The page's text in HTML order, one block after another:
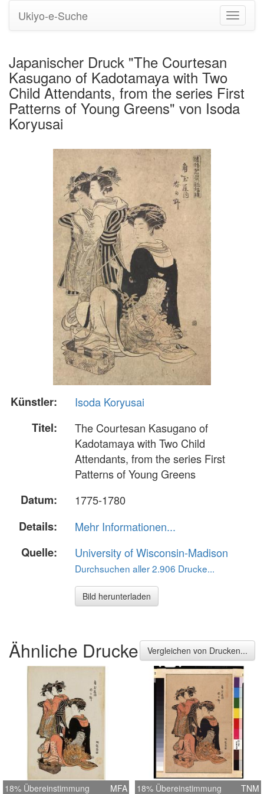
Ukiyo-e-Suche
Japanischer Druck "The Courtesan
Kasugano of Kadotamaya with Two
Child Attendants, from the series First
Patterns of Young Greens" von Isoda
Koryusai
Künstler:
Isoda Koryusai
Titel:
The Courtesan Kasugano of
Kadotamaya with Two Child
Attendants, from the series First
Patterns of Young Greens
Datum:
1775-1780
Details:
Mehr Informationen...
Quelle:
University of Wisconsin-Madison
Durchsuchen aller 2.906 Drucke...
Bild herunterladen
Ähnliche Drucke Vergleichen von Drucken...
18% Übereinstimmung MFA 18% Übereinstimmung TNM